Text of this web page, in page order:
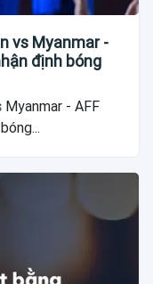
vs Myanmar -
định bóng
- AFF